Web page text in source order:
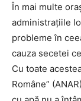
În mai multe
administrațiile
probleme în
cauza secetei
Cu toate
Române”